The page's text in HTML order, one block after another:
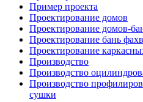
Пример проекта
Проектирование домов
Проектирование домов-
Проектирование бань
Проектирование
Производство
Производство
Производство
сушки